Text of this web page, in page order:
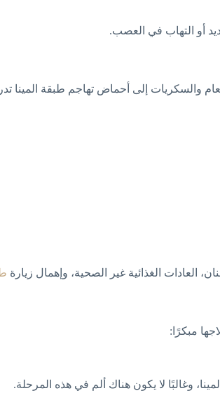
أو التهاب في العصب.
والسكريات إلى أحماض تهاجم طبقة المينا
العادات الغذائية غير الصحية، وإهمال زيارة
مبكرًا:
وغالبًا لا يكون هناك ألم في هذه المرحلة.